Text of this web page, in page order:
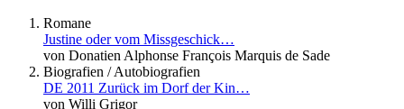
Romane
Justine oder vom Missgeschick…
von Donatien Alphonse François Marquis de Sade
Biografien / Autobiografien
DE 2011 Zurück im Dorf der Kin…
von Willi Grigor